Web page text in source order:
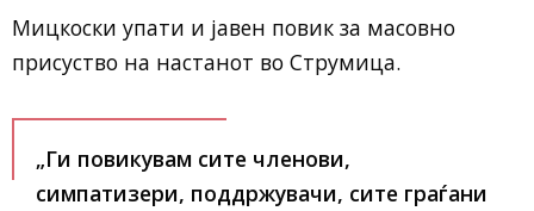
Мицкоски упати и јавен повик за масовно
присуство на настанот во Струмица.
„Ги повикувам сите членови,
симпатизери, поддржувачи, сите граѓани